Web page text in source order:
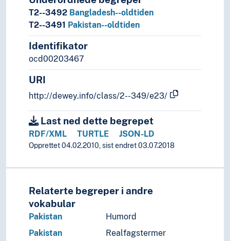
T2--3492 Bangladesh--oldtiden
T2--3491 Pakistan--oldtiden
Identifikator
ocd00203467
URI
http://dewey.info/class/2--349/e23/
Last ned dette begrepet
RDF/XML TURTLE JSON-LD
Opprettet 04.02.2010, sist endret 03.07.2018
Relaterte begreper i andre
vokabular
Pakistan
Humord
Pakistan
Realfagstermer